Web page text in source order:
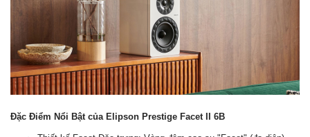
Đặc Điểm Nổi Bật của Elipson Prestige Facet II 6B